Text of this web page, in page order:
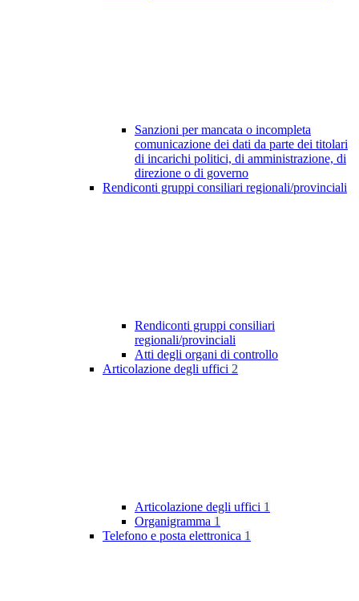
Sanzioni per mancata o incompleta
comunicazione dei dati da parte dei titolari
di incarichi politici, di amministrazione, di
direzione o di governo
Rendiconti gruppi consiliari regionali/provinciali
Rendiconti gruppi consiliari
regionali/provinciali
Atti degli organi di controllo
Articolazione degli uffici 2
Articolazione degli uffici 1
Organigramma 1
Telefono e posta elettronica 1